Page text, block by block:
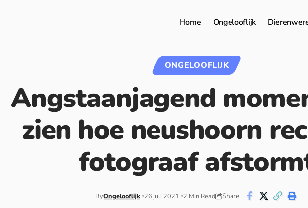
Home Ongelooflijk
ONGELOOFLIJK
Angstaanjagend
zien hoe neushoorn
fotograaf
ByOngelooflijk 26 juli 2021 2 Min Read Share